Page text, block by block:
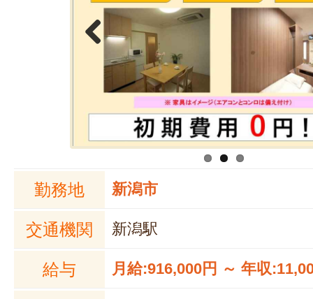
Previous
勤務地 新潟市
交通機関 新潟駅
給与 月給:916,000円 ～ 年収